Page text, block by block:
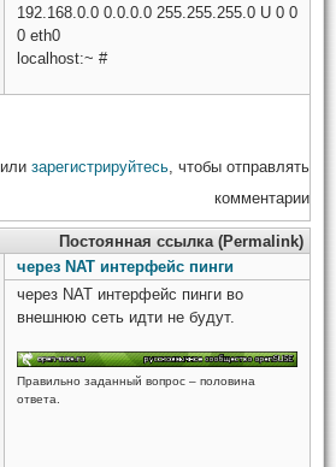
192.168.0.0 0.0.0.0 255.255.255.0 U 0 0
0 eth0
localhost:~ #
или зарегистрируйтесь , чтобы отправлять
комментарии
Постоянная ссылка (Permalink)
через NAT интерфейс пинги
через NAT интерфейс пинги во
внешнюю сеть идти не будут.
Правильно заданный вопрос – половина
ответа.